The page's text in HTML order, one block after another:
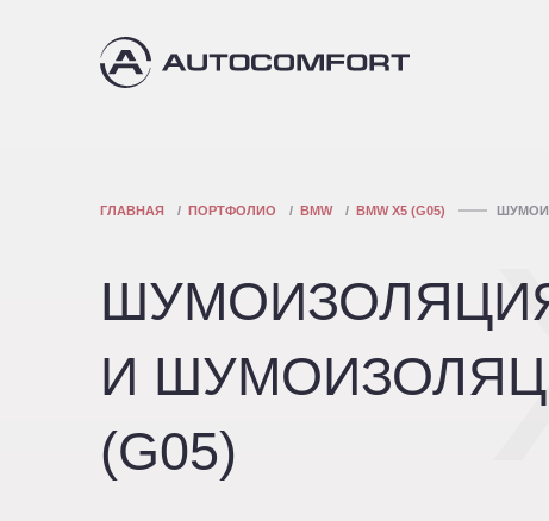
ГЛАВНАЯ ПОРТФОЛИО BMW BMW X5 (G05)
ШУМОИЗОЛЯЦИЯ
И
(G05)